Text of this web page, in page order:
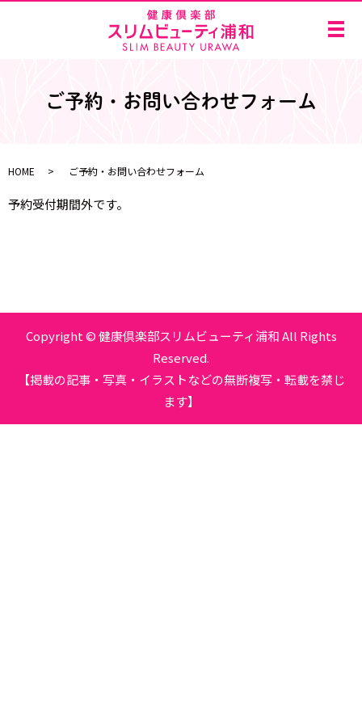
メ
ご予約・お問い合わせフォーム
HOME ご予約・お問い合わせフォーム
予約受付期間外です。
Copyright © 健康倶楽部スリムビューティ浦和 All Rights
Reserved.
【掲載の記事・写真・イラストなどの無断複写・転載を禁じ
ます】